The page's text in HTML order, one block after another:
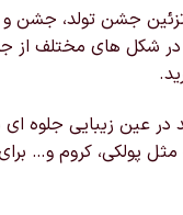
جشن تولد، جشن و
در شکل های مختلف
در عین زیبایی
پولکی، کروم و…